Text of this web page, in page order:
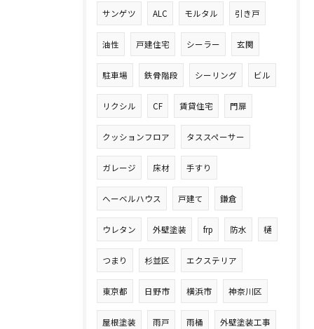
サンゲツ ALC モルタル 引き戸
油性 戸建住宅 シーラー 玄関
駐車場 鉄骨階段 シーリング ビル
リクシル CF 賃貸住宅 門扉
クッションフロア タススペーサー
ガレージ 床材 手すり
へーベルハウス 戸建て 鎌倉
ウレタン 外壁塗装 frp 防水 樋
つまり 杉並区 エクステリア
東京都 日野市 横浜市 神奈川区
屋根塗装 雨戸 雨桶 外壁塗装工事